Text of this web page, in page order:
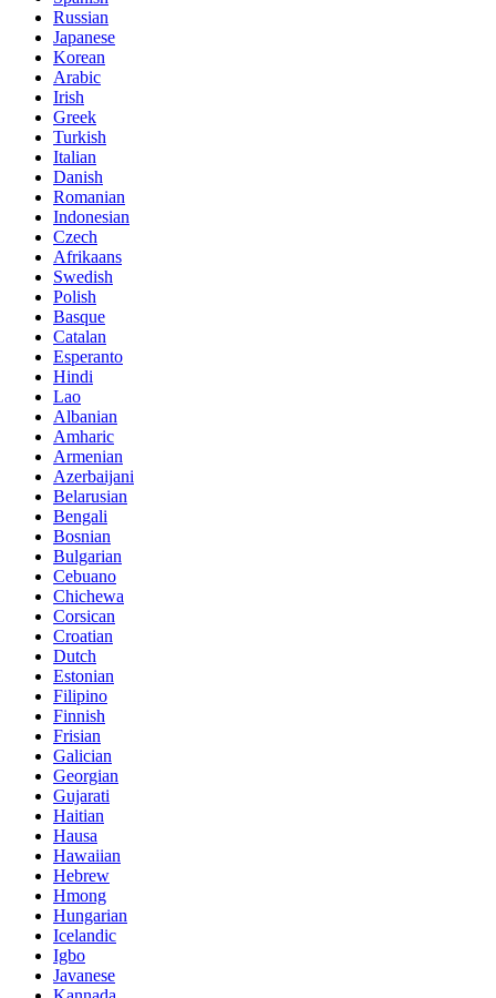
Russian
Japanese
Korean
Arabic
Irish
Greek
Turkish
Italian
Danish
Romanian
Indonesian
Czech
Afrikaans
Swedish
Polish
Basque
Catalan
Esperanto
Hindi
Lao
Albanian
Amharic
Armenian
Azerbaijani
Belarusian
Bengali
Bosnian
Bulgarian
Cebuano
Chichewa
Corsican
Croatian
Dutch
Estonian
Filipino
Finnish
Frisian
Galician
Georgian
Gujarati
Haitian
Hausa
Hawaiian
Hebrew
Hmong
Hungarian
Icelandic
Igbo
Javanese